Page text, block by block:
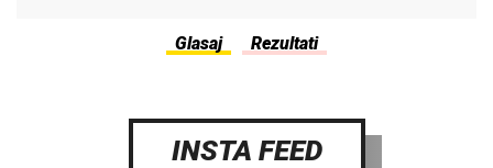
INSTA FEED